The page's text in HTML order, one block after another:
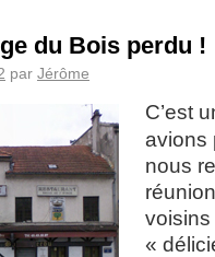
du Bois perdu !
par Jérôme
C’est
avions
nous
«